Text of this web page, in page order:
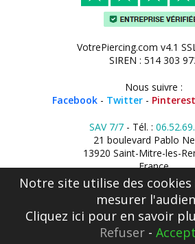
VotrePiercing.com v4.1
SIREN : 514 303
Nous suivre :
Facebook - Twitter - Pinterest
SAV 7/7- Tél. :
21 boulevard Pablo
13920 Saint-Mitre-les-
France
Notre site utilise des
mesurer
Cliquez ici pour en savoir
Refuser-